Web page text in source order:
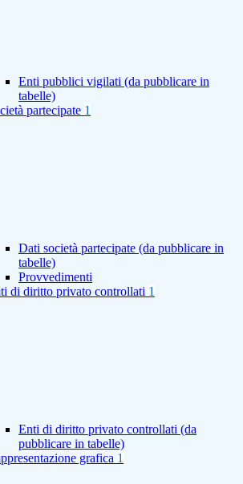
Enti pubblici vigilati (da pubblicare in
tabelle)
partecipate 1
Dati società partecipate (da pubblicare in
tabelle)
Provvedimenti
di diritto privato controllati 1
Enti di diritto privato controllati (da
pubblicare in tabelle)
grafica 1